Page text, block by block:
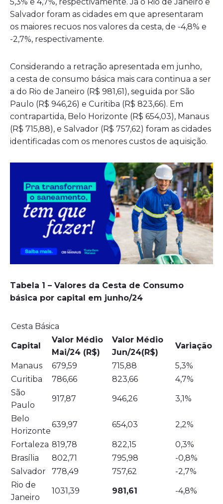
Salvador foram as cidades em que apresentaram
os maiores recuos nos valores da cesta, de -4,8% e
-2,7%, respectivamente.
Considerando a retração apresentada em junho,
a cesta de consumo básica mais cara continua a ser
a do Rio de Janeiro (R$ 981,61), seguida por São
Paulo (R$ 946,26) e Curitiba (R$ 823,66). Em
contrapartida, Belo Horizonte (R$ 654,03), Manaus
(R$ 715,88), e Salvador (R$ 757,62) foram as cidades
identificadas com os menores custos de aquisição.
Tabela 1 – Valores da Cesta de Consumo
básica por capital em junho/24
Cesta Básica
Capital
Valor Médio
Mai/24 (R$)
Valor Médio
Jun/24(R$)
Variação
Manaus 679,59 715,88
5,3%
Curitiba
786,66 823,66
4,7%
São
Paulo
917,87 946,26 3,1%
Belo
Horizonte
639,97 654,03 2,2%
Fortaleza 819,78 822,15
0,3%
Brasília
802,71 795,98
-0,8%
Salvador
778,49 757,62
-2,7%
Rio de
Janeiro
1031,39 981,61 -4,8%